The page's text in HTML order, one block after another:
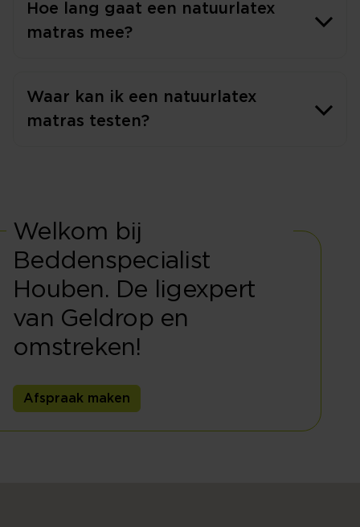
Hoe lang gaat een natuurlatex
matras mee?
Waar kan ik een natuurlatex
matras testen?
Welkom bij
Beddenspecialist
Houben. De ligexpert
van Geldrop en
omstreken!
Afspraak maken